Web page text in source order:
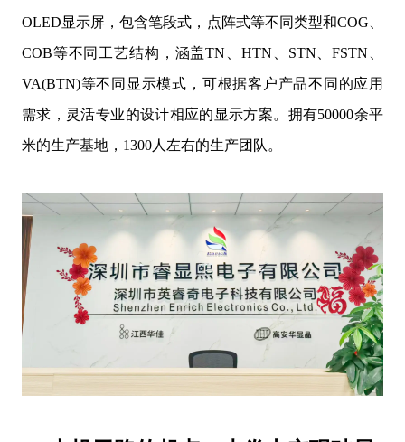
OLED显示屏，包含笔段式，点阵式等不同类型和COG、
COB等不同工艺结构，涵盖TN、HTN、STN、FSTN、
VA(BTN)等不同显示模式，可根据客户产品不同的应用
需求，灵活专业的设计相应的显示方案。拥有50000余平
米的生产基地，1300人左右的生产团队。